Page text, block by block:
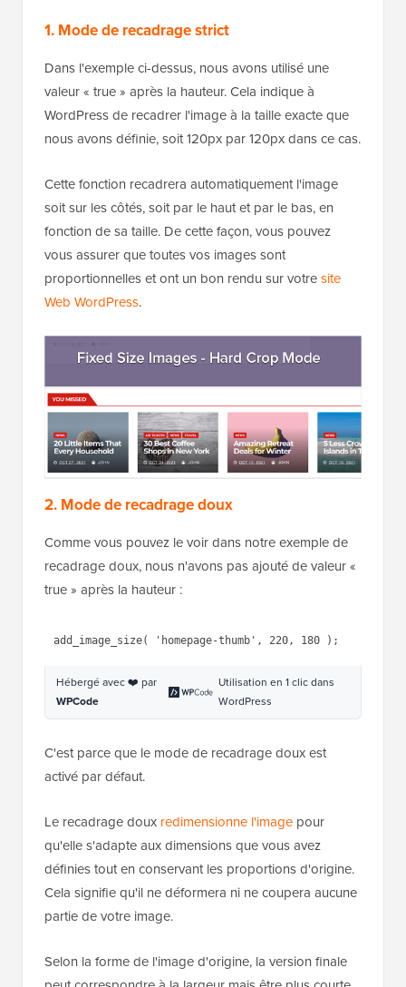
N'oubliez pas de changer le type de code en « PHP »,
de passer de « Inactif » à « Actif », et de cliquer sur le
bouton « Enregistrer ».
utiliser chaque mode sur votre propreblog
WordPressou site Web.
1. Mode de recadrage strict
Dans l'exemple ci-dessus, nous avons utilisé une
valeur « true » après la hauteur. Cela indique à
WordPress de recadrer l'image à la taille exacte que
nous avons définie, soit 120px par 120px dans ce cas.
Cette fonction recadrera automatiquement l'image
soit sur les côtés, soit par le haut et par le bas, en
fonction de sa taille. De cette façon, vous pouvez
vous assurer que toutes vos images sont
proportionnelles et ont un bon rendu sur votre
2. Mode de recadrage doux
Comme vous pouvez le voir dans notre exemple de
recadrage doux, nous n'avons pas ajouté de valeur «
1 add_image_size( 'homepage-
thumb' , 220, 180 );
WPCode
WordPress